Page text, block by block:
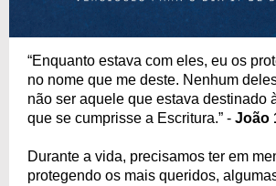
“Enquanto estava com eles, eu os
no nome que me deste. Nenhum
não ser aquele que estava destinado
que se cumprisse a Escritura.” - João
Durante a vida, precisamos ter em
protegendo os mais queridos,